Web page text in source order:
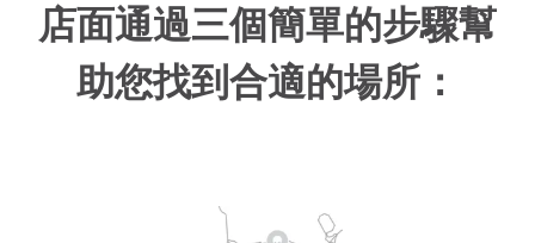
店面通過三個簡單的步驟幫
助您找到合適的場所：